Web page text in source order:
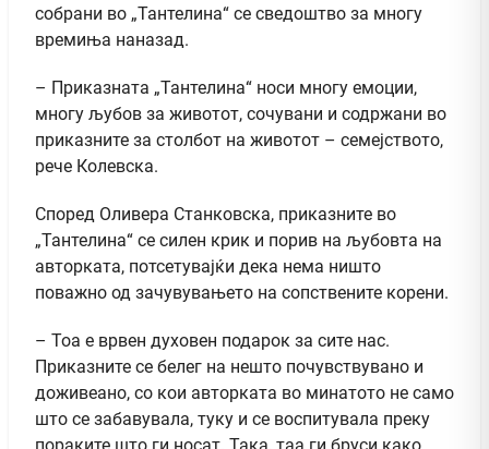
собрани во „Тантелина“ се сведоштво за многу
времиња наназад.
– Приказната „Тантелина“ носи многу емоции,
многу љубов за животот, сочувани и содржани во
приказните за столбот на животот – семејството,
рече Колевска.
Според Оливера Станковска, приказните во
„Тантелина“ се силен крик и порив на љубовта на
авторката, потсетувајќи дека нема ништо
поважно од зачувувањето на сопствените корени.
– Тоа е врвен духовен подарок за сите нас.
Приказните се белег на нешто почувствувано и
доживеано, со кои авторката во минатото не само
што се забавувала, туку и се воспитувала преку
пораките што ги носат. Така, таа ги бруси како